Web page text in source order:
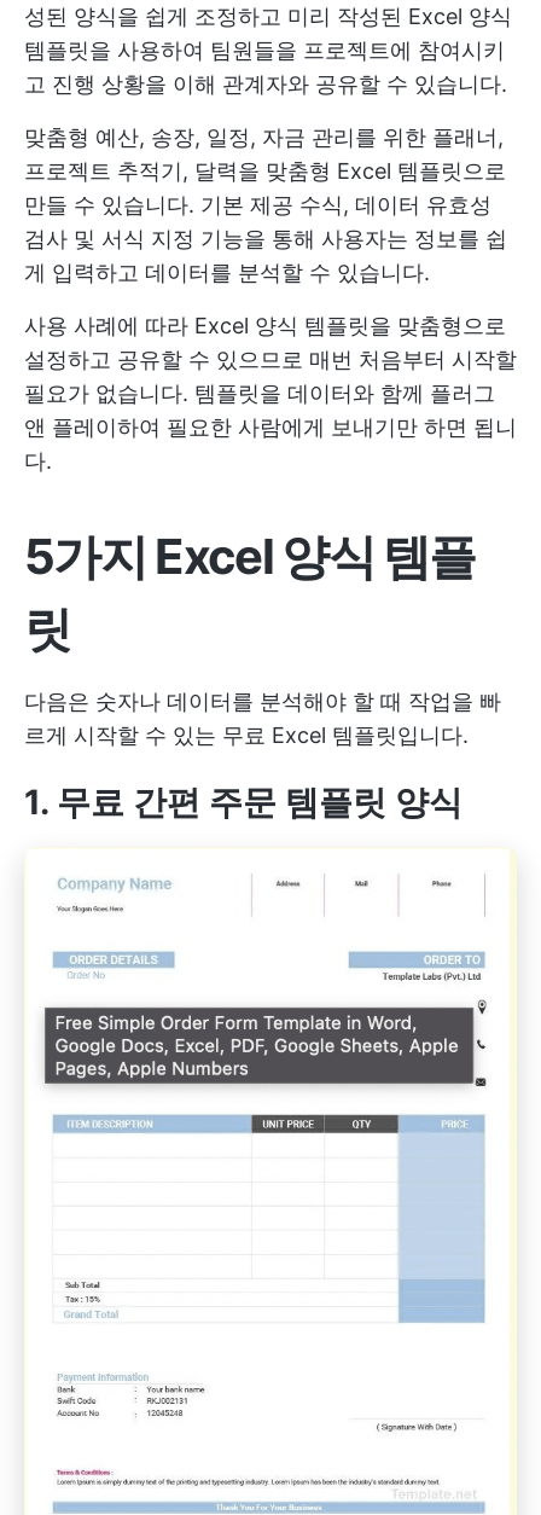
성된 양식을 쉽게 조정하고 미리 작성된 Excel 양식
템플릿을 사용하여 팀원들을 프로젝트에 참여시키
고 진행 상황을 이해 관계자와 공유할 수 있습니다.
맞춤형 예산, 송장, 일정, 자금 관리를 위한 플래너,
프로젝트 추적기, 달력을 맞춤형 Excel 템플릿으로
만들 수 있습니다. 기본 제공 수식, 데이터 유효성
검사 및 서식 지정 기능을 통해 사용자는 정보를 쉽
게 입력하고 데이터를 분석할 수 있습니다.
사용 사례에 따라 Excel 양식 템플릿을 맞춤형으로
설정하고 공유할 수 있으므로 매번 처음부터 시작할
필요가 없습니다. 템플릿을 데이터와 함께 플러그
앤 플레이하여 필요한 사람에게 보내기만 하면 됩니
다.
5가지 Excel 양식 템플
릿
다음은 숫자나 데이터를 분석해야 할 때 작업을 빠
르게 시작할 수 있는 무료 Excel 템플릿입니다.
1. 무료 간편 주문 템플릿 양식